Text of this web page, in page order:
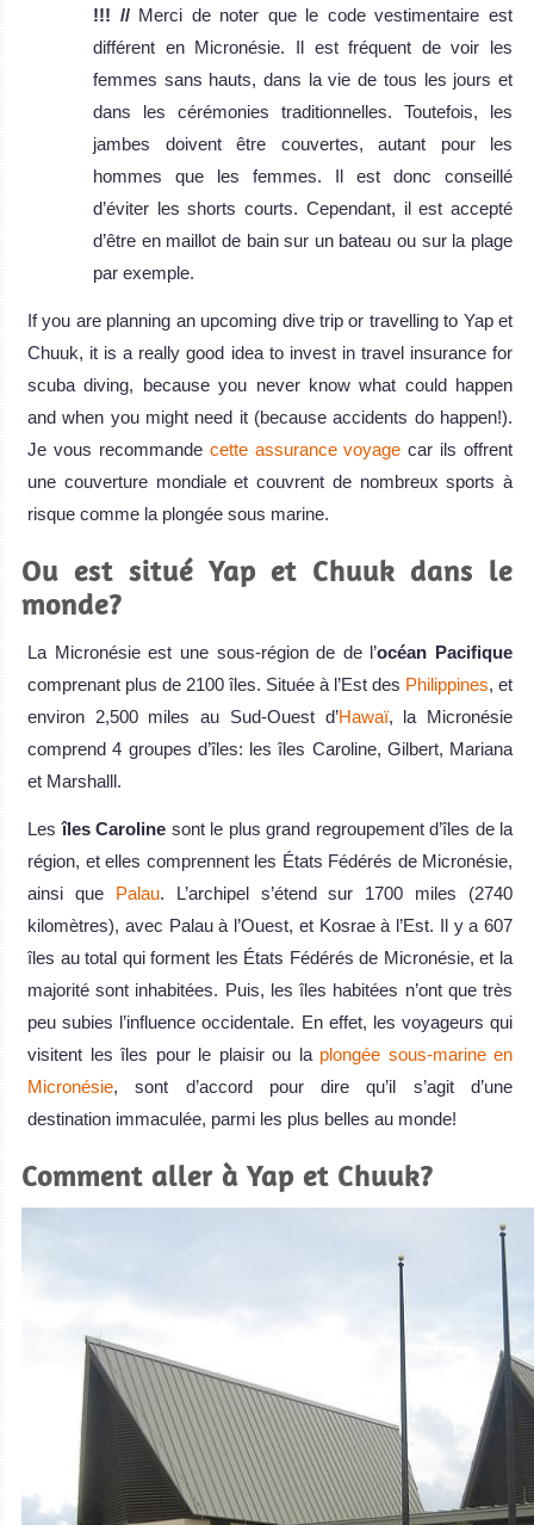
!!! //Merci de noter que le code vestimentaire est
différent en Micronésie. Il est fréquent de voir les
femmes sans hauts, dans la vie de tous les jours et
dans les cérémonies traditionnelles. Toutefois, les
jambes doivent être couvertes, autant pour les
hommes que les femmes. Il est donc conseillé
d’éviter les shorts courts. Cependant, il est accepté
d’être en maillot de bain sur un bateau ou sur la plage
par exemple.
If you are planning an upcoming dive trip or travelling to Yap et
Chuuk, it is a really good idea to invest in travel insurance for
scuba diving, because you never know what could happen
and when you might need it (because accidents do happen!).
Je vous recommande cette assurance voyage car ils offrent
une couverture mondiale et couvrent de nombreux sports à
risque comme la plongée sous marine.
Ou est situé Yap et Chuuk dans le
monde?
La Micronésie est une sous-région de de l’océan Pacifique
comprenant plus de 2100 îles. Située à l’Est des Philippines, et
environ 2,500 miles au Sud-Ouest d’Hawaï, la Micronésie
comprend 4 groupes d’îles: les îles Caroline, Gilbert, Mariana
et Marshalll.
Les îles Caroline sont le plus grand regroupement d’îles de la
région, et elles comprennent les États Fédérés de Micronésie,
ainsi que Palau. L’archipel s’étend sur 1700 miles (2740
kilomètres), avec Palau à l’Ouest, et Kosrae à l’Est. Il y a 607
îles au total qui forment les États Fédérés de Micronésie, et la
majorité sont inhabitées. Puis, les îles habitées n’ont que très
peu subies l’influence occidentale. En effet, les voyageurs qui
visitent les îles pour le plaisir ou la plongée sous-marine en
Micronésie, sont d’accord pour dire qu’il s’agit d’une
destination immaculée, parmi les plus belles au monde!
Comment aller à Yap et Chuuk?